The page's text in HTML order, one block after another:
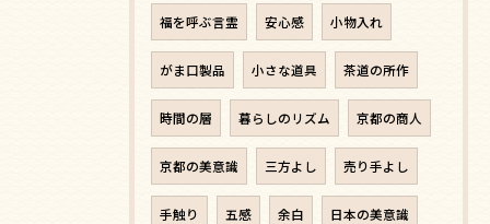
福を呼ぶ言霊 安心感 小物入れ
がま口製品 小さな道具 茶道の所作
時間の層 暮らしのリズム 京都の商人
京都の美意識 三方よし 売り手よし
手触り 五感 余白 日本の美意識